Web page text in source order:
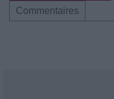
Commentaires